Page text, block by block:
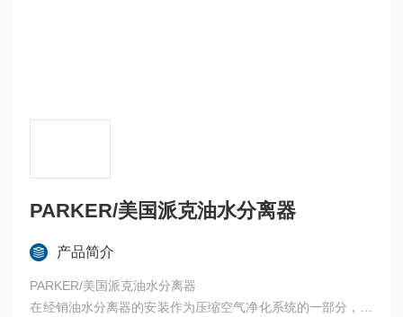
PARKER/美国派克油水分离器
产品简介
PARKER/美国派克油水分离器
在经销油水分离器的安装作为压缩空气净化系统的一部分，设